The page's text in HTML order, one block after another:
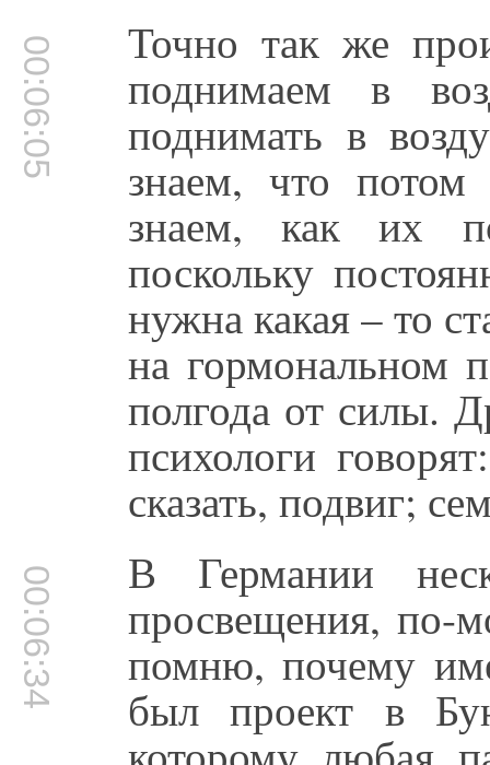
00:06:05 Точно так же
поднимаем в
поднимать в
знаем, что
знаем, как их
поскольку
нужна какая – то
на гормональном
полгода от силы.
психологи
сказать, подвиг;
00:06:34 В Германии
просвещения, по-
помню, почему
был проект в